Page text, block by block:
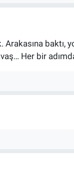
Arakasına baktı,
Her bir